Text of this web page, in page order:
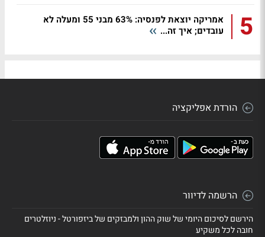
5
אמריקה יוצאת לפנסיה: 63% מבני 55 ומעלה לא
עובדים; איך זה...
הורדת אפליקציה
הרשמה לדיוור
הירשם לסיכום היומי של שוק ההון ולמבזקים של ביזפורטל - ניוזלטרים
חובה לכל משקיע